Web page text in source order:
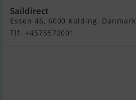
Saildirect
Essen 46, 6000 Kolding, Danmark
Tlf. +4575572001